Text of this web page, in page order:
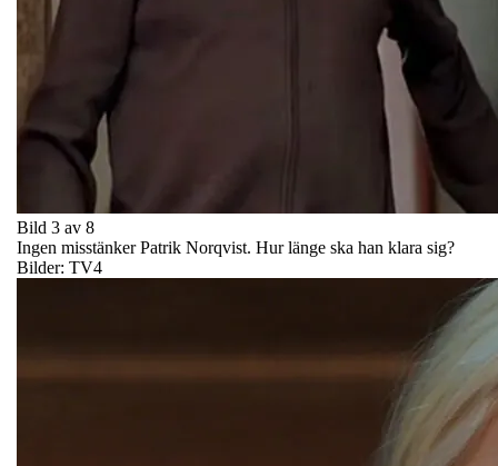
Bild 3 av 8
Ingen misstänker Patrik Norqvist. Hur länge ska han klara sig?
Bilder: TV4